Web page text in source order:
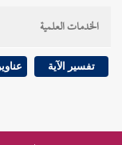
الخدمات العلمية
تفسير الآية